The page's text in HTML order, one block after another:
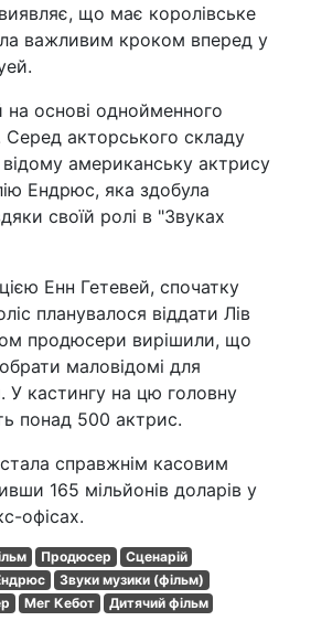
що має королівське
важливим кроком вперед у
основі однойменного
Серед акторського складу
американську актрису
Ендрюс, яка здобула
своїй ролі в "Звуках
Енн Гетевей, спочатку
планувалося віддати Лів
продюсери вирішили, що
маловідомі для
У кастингу на цю головну
понад 500 актрис.
справжнім касовим
165 мільйонів доларів у
офісах.
Продюсер
Сценарій
Звуки музики (фільм)
Мег Кебот Дитячий фільм